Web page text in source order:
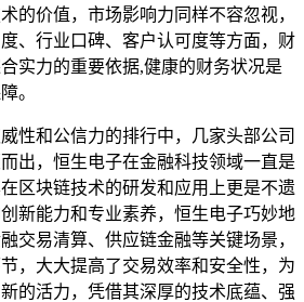
的价值，市场影响力同样不容忽视，
、行业口碑、客户认可度等方面，财
实力的重要依据,健康的财务状况是
。
性和公信力的排行中，几家头部公司
出，恒生电子在金融科技领域一直是
区块链技术的研发和应用上更是不遗
新能力和专业素养，恒生电子巧妙地
交易清算、供应链金融等关键场景，
，大大提高了交易效率和安全性，为
的活力，凭借其深厚的技术底蕴、强